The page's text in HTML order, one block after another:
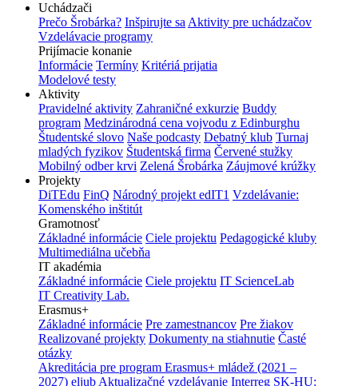
Uchádzači
Prečo Šrobárka? Inšpirujte sa Aktivity pre uchádzačov
Vzdelávacie programy
Prijímacie konanie
Informácie Termíny Kritériá prijatia
Modelové testy
Aktivity
Pravidelné aktivity Zahraničné exkurzie Buddy
program Medzinárodná cena vojvodu z Edinburghu
Študentské slovo Naše podcasty Debatný klub Turnaj
mladých fyzikov Študentská firma Červené stužky
Mobilný odber krvi Zelená Šrobárka Záujmové krúžky
Projekty
DiTEdu FinQ Národný projekt edIT1 Vzdelávanie:
Komenského inštitút
Gramotnosť
Základné informácie Ciele projektu Pedagogické kluby
Multimediálna učebňa
IT akadémia
Základné informácie Ciele projektu IT ScienceLab
IT Creativity Lab.
Erasmus+
Základné informácie Pre zamestnancov Pre žiakov
Realizované projekty Dokumenty na stiahnutie Časté
otázky
Akreditácia pre program Erasmus+ mládež (2021 –
2027) eljub Aktualizačné vzdelávanie Interreg SK-HU: